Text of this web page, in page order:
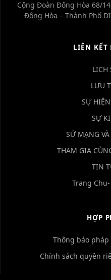
Cộng Đoàn Đông Hòa 68/
Đông Hòa – Thành Phố
LIÊN KẾT
LỊCH
LƯU
SỰ
SỰ
SỨ MẠNG
THAM GIA
TIN
Trang
HỢP
Thông báo pháp
Chính sách quyền